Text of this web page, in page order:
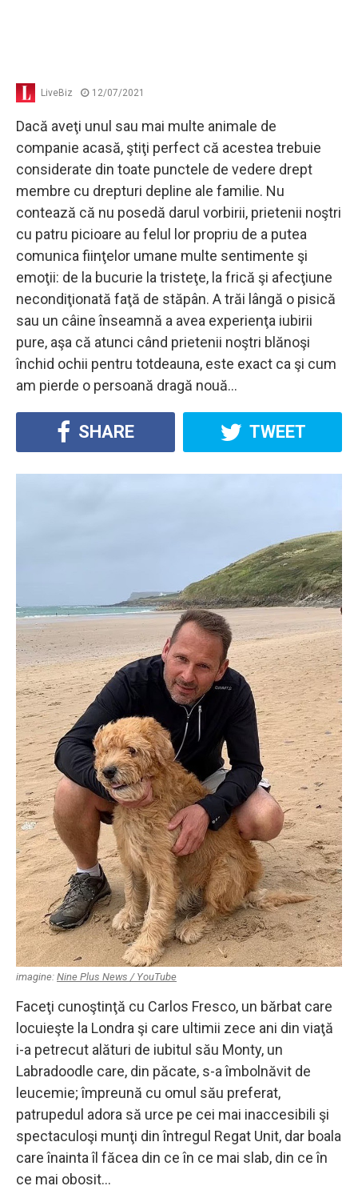
LiveBiz 12/07/2021
Dacă aveţi unul sau mai multe animale de
companie acasă, ştiţi perfect că acestea trebuie
considerate din toate punctele de vedere drept
membre cu drepturi depline ale familie. Nu
contează că nu posedă darul vorbirii, prietenii noştri
cu patru picioare au felul lor propriu de a putea
comunica fiinţelor umane multe sentimente şi
emoţii: de la bucurie la tristeţe, la frică şi afecţiune
necondiţionată faţă de stăpân. A trăi lângă o pisică
sau un câine înseamnă a avea experienţa iubirii
pure, aşa că atunci când prietenii noştri blănoşi
închid ochii pentru totdeauna, este exact ca şi cum
am pierde o persoană dragă nouă…
SHARE TWEET
imagine: Nine Plus News / YouTube
Faceţi cunoştinţă cu Carlos Fresco, un bărbat care
locuieşte la Londra şi care ultimii zece ani din viaţă
i-a petrecut alături de iubitul său Monty, un
Labradoodle care, din păcate, s-a îmbolnăvit de
leucemie; împreună cu omul său preferat,
patrupedul adora să urce pe cei mai inaccesibili şi
spectaculoşi munţi din întregul Regat Unit, dar boala
care înainta îl făcea din ce în ce mai slab, din ce în
ce mai obosit…